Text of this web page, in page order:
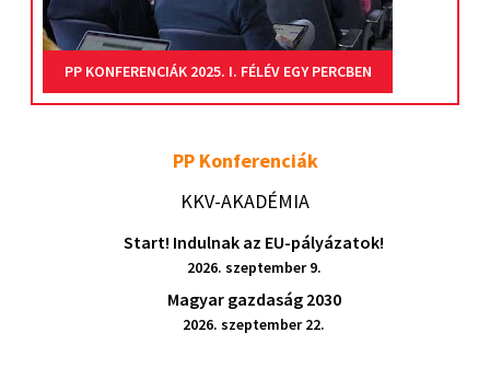
PP KONFERENCIÁK 2025. I. FÉLÉV EGY PERCBEN
PP Konferenciák
KKV-AKADÉMIA
Start! Indulnak az EU-pályázatok!
2026. szeptember 9.
Magyar gazdaság 2030
2026. szeptember 22.